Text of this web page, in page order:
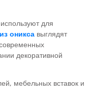
для
оникса выглядят
декоративной
мебельных вставок и